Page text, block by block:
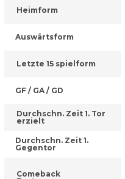
Heimform
Auswärtsform
Letzte 15 spielform
GF / GA / GD
Durchschn. Zeit 1. Tor
erzielt
Durchschn. Zeit 1.
Gegentor
Comeback